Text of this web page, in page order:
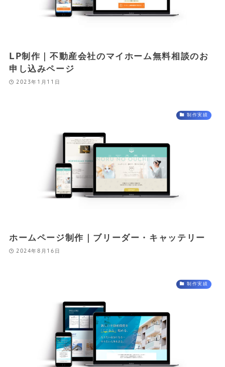
LP制作｜不動産会社のマイホーム無料相談のお
申し込みページ
2023年1月11日
制作実績
ホームページ制作｜ブリーダー・キャッテリー
2024年8月16日
制作実績